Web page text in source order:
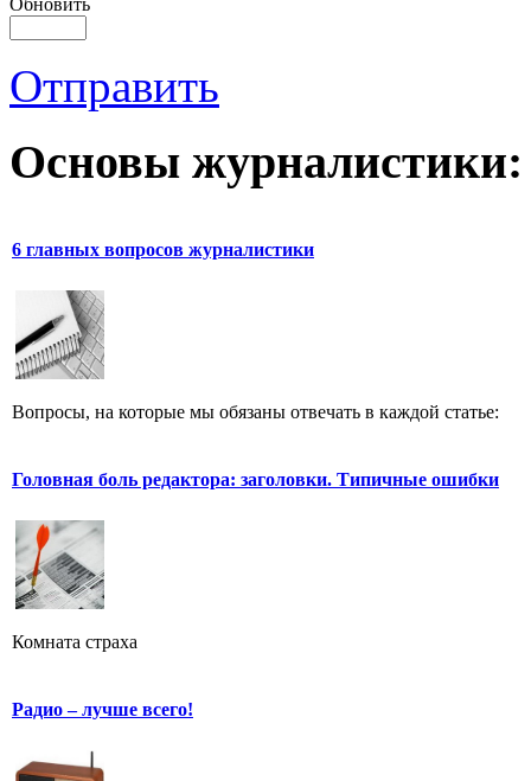
Отправить
Основы журналистики:
6 главных вопросов журналистики
Вопросы, на которые мы обязаны отвечать в каждой статье:
Головная боль редактора: заголовки. Типичные ошибки
Комната страха
Радио – лучше всего!